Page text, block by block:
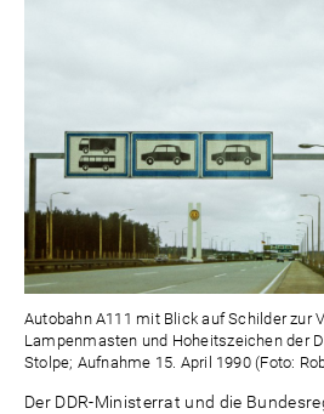
Autobahn A111 mit Blick auf Schilder zur
Lampenmasten und Hoheitszeichen der
Stolpe; Aufnahme 15. April 1990 (Foto:
Der DDR-Ministerrat und die